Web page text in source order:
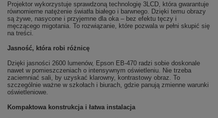
Projektor wykorzystuje sprawdzoną technologię 3LCD, która gwarantuje
równomierne natężenie światła białego i barwnego. Dzięki temu obrazy
są żywe, nasycone i przyjemne dla oka – bez efektu tęczy i
męczącego migotania. To rozwiązanie, które pozwala w pełni skupić się
na treści.
Jasność, która robi różnicę
Dzięki jasności 2600 lumenów, Epson EB-470 radzi sobie doskonale
nawet w pomieszczeniach o intensywnym oświetleniu. Nie trzeba
zaciemniać sali, by uzyskać klarowny, kontrastowy obraz. To
szczególnie ważne w szkołach i biurach, gdzie panują zmienne warunki
oświetleniowe.
Kompaktowa konstrukcja i łatwa instalacja